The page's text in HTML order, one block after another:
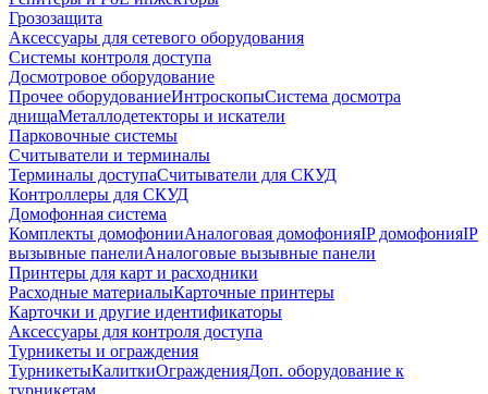
Грозозащита
Аксессуары для сетевого оборудования
Системы контроля доступа
Досмотровое оборудование
Прочее оборудованиеИнтроскопыСистема досмотра
днищаМеталлодетекторы и искатели
Парковочные системы
Считыватели и терминалы
Терминалы доступаСчитыватели для СКУД
Контроллеры для СКУД
Домофонная система
Комплекты домофонииАналоговая домофонияIP домофонияIP
вызывные панелиАналоговые вызывные панели
Принтеры для карт и расходники
Расходные материалыКарточные принтеры
Карточки и другие идентификаторы
Аксессуары для контроля доступа
Турникеты и ограждения
ТурникетыКалиткиОгражденияДоп. оборудование к
турникетам